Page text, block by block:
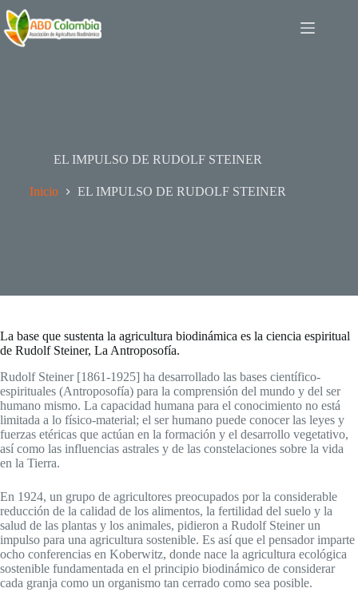
Saltar
al
contenido
EL IMPULSO DE RUDOLF STEINER
Inicio EL IMPULSO DE RUDOLF STEINER
La base que sustenta la agricultura biodinámica es la ciencia espiritual
de Rudolf Steiner, La Antroposofía.
Rudolf Steiner [1861-1925] ha desarrollado las bases científico-
espirituales (Antroposofía) para la comprensión del mundo y del ser
humano mismo. La capacidad humana para el conocimiento no está
limitada a lo físico-material; el ser humano puede conocer las leyes y
fuerzas etéricas que actúan en la formación y el desarrollo vegetativo,
así como las influencias astrales y de las constelaciones sobre la vida
en la Tierra.
En 1924, un grupo de agricultores preocupados por la considerable
reducción de la calidad de los alimentos, la fertilidad del suelo y la
salud de las plantas y los animales, pidieron a Rudolf Steiner un
impulso para una agricultura sostenible. Es así que el pensador imparte
ocho conferencias en Koberwitz, donde nace la agricultura ecológica
sostenible fundamentada en el principio biodinámico de considerar
cada granja como un organismo tan cerrado como sea posible.